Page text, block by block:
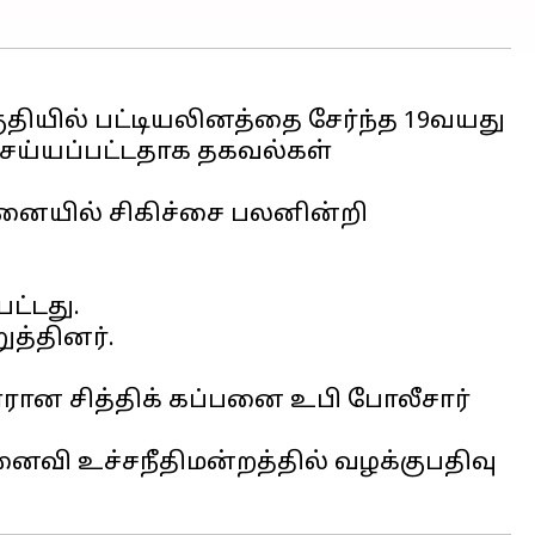
பட்டியலினத்தை சேர்ந்த 19வயது
தகவல்கள்
சிகிச்சை பலனின்றி
சித்திக் கப்பனை உபி போலீசார்
உச்சநீதிமன்றத்தில் வழக்குபதிவு